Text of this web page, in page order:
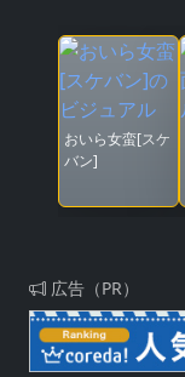
おいら女蛮[スケ
バン]
広告（PR）